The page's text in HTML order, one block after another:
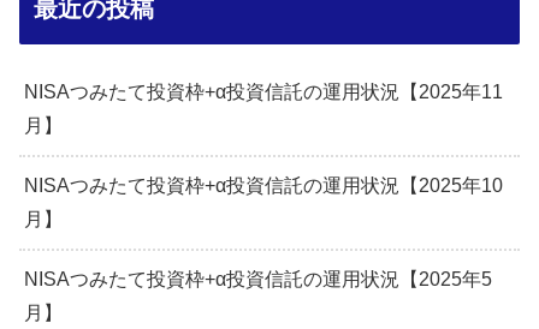
最近の投稿
NISAつみたて投資枠+α投資信託の運用状況【2025年11
月】
NISAつみたて投資枠+α投資信託の運用状況【2025年10
月】
NISAつみたて投資枠+α投資信託の運用状況【2025年5
月】